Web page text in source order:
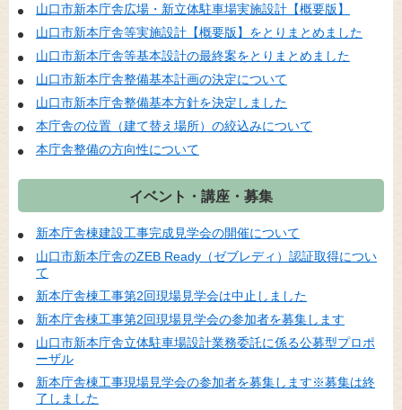
山口市新本庁舎広場・新立体駐車場実施設計【概要版】
山口市新本庁舎等実施設計【概要版】をとりまとめました
山口市新本庁舎等基本設計の最終案をとりまとめました
山口市新本庁舎整備基本計画の決定について
山口市新本庁舎整備基本方針を決定しました
本庁舎の位置（建て替え場所）の絞込みについて
本庁舎整備の方向性について
イベント・講座・募集
新本庁舎棟建設工事完成見学会の開催について
山口市新本庁舎のZEB Ready（ゼブレディ）認証取得につい
て
新本庁舎棟工事第2回現場見学会は中止しました
新本庁舎棟工事第2回現場見学会の参加者を募集します
山口市新本庁舎立体駐車場設計業務委託に係る公募型プロポ
ーザル
新本庁舎棟工事現場見学会の参加者を募集します※募集は終
了しました